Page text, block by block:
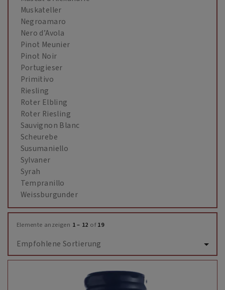
Muskateller
Negroamaro
Nero d’Avola
Pinot Meunier
Pinot Noir
Portugieser
Primitivo
Riesling
Roter Elbling
Roter Riesling
Sauvignon Blanc
Scheurebe
Susumaniello
Sylvaner
Syrah
Tempranillo
Weissburgunder
Elemente anzeigen 1 – 12 of19
Empfohlene Sortierung